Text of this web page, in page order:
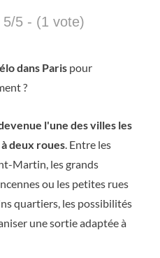
5/5 - (1 vote)
dans Paris pour
?
l'une des villes les
deux roues. Entre les
Martin, les grands
ou les petites rues
quartiers, les possibilités
une sortie adaptée à